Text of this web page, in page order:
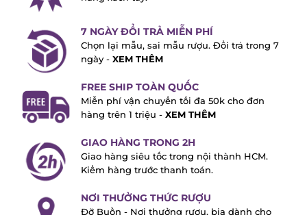
7 NGÀY ĐỔI TRẢ MIỄN PHÍ
Chọn lại mẫu, sai mẫu rượu. Đổi trả trong
7 ngày -XEM THÊM
FREE SHIP TOÀN QUỐC
Miễn phí vận chuyển tối đa 50k cho đơn
hàng trên 1 triệu -
XEM THÊM
GIAO HÀNG TRONG 2H
Giao hàng siêu tốc trong nội thành HCM.
Kiểm hàng trước thanh toán.
NƠI THƯỞNG THỨC RƯỢU
Đỡ Buồn - Nơi thưởng rượu, bia dành cho